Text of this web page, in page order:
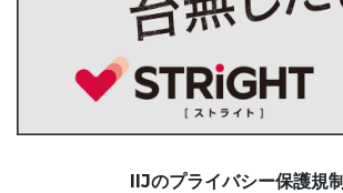
IIJのプライバシー保護規制